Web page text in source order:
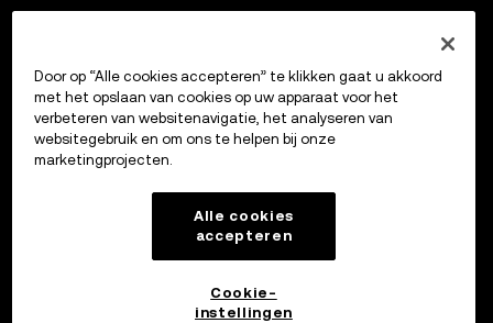
Door op “Alle cookies accepteren” te klikken gaat u akkoord
met het opslaan van cookies op uw apparaat voor het
verbeteren van websitenavigatie, het analyseren van
websitegebruik en om ons te helpen bij onze
marketingprojecten.
Alle cookies
accepteren
Cookie-
instellingen